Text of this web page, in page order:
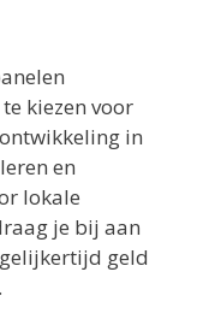
kiezen voor
in
en
lokale
je bij aan
geld